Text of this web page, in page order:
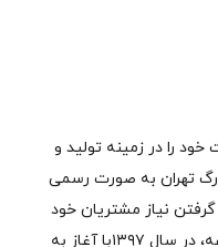
از سال ۱۳۷۲ فعالیت خود را در زمینه تولید و
تهران به صورت رسمی
نیاز مشتریان خود
مبنی برخرید مستقیم از این مجموعه، در سال ۱۳۹۷با آغاز به